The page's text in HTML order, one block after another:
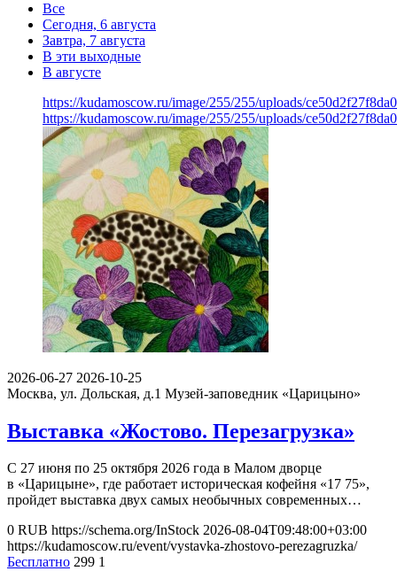
Все
Сегодня, 6 августа
Завтра, 7 августа
В эти выходные
В августе
https://kudamoscow.ru/image/255/255/uploads/
https://kudamoscow.ru/image/255/255/uploads/
2026-06-27 2026-10-25
Москва, ул. Дольская, д.1 Музей-заповедник «Царицыно»
Выставка «Жостово. Перезагрузка»
С 27 июня по 25 октября 2026 года в Малом дворце
в «Царицыне», где работает историческая кофейня «17 75»,
пройдет выставка двух самых необычных современных…
0 RUB https://schema.org/InStock 2026-08-04T09:48:00+03:00
https://kudamoscow.ru/event/vystavka-zhostovo-perezagruzka/
Бесплатно 299 1